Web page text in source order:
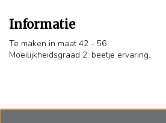
Informatie
Te maken in maat 42 - 56
Moeilijkheidsgraad 2: beetje ervaring.